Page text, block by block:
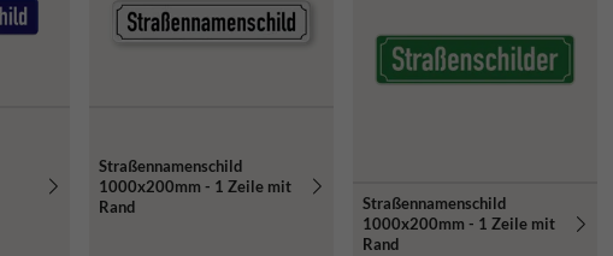
Straßennamenschild
1000x200mm - 1 Zeile mit
Rand
Straßennamenschild
1000x200mm - 1 Zeile mit
Rand